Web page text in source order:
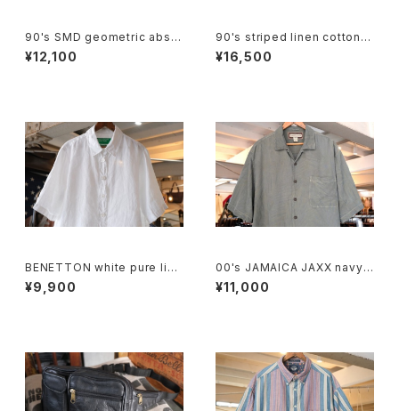
90's SMD geometric abstr
act rayon open-collar Shirt
"Made in JAPAN"
¥12,100
90's striped linen cotton V
-neck Jacket
¥16,500
BENETTON white pure line
n S/S Shirt
¥9,900
00's JAMAICA JAXX navy-
green jacquard silk Shirt
¥11,000